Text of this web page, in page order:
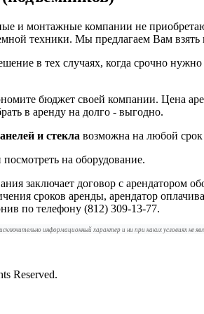
и монтажные компании не
техники. Мы предлагаем Вам взять
в тех случаях, когда срочно
бюджет своей компании. Цена
в аренду на долго - выгодно.
и стекла возможна на любой срок
на оборудование.
заключает договор с арендатором
сроков аренды, арендатор
по телефону (812) 309-13-77.
информационный характер и ни при каких условиях не
Reserved.